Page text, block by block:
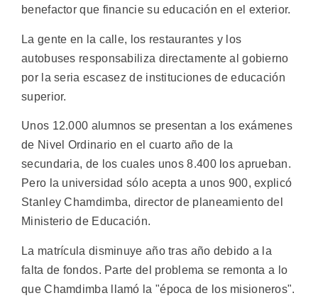
benefactor que financie su educación en el exterior.
La gente en la calle, los restaurantes y los
autobuses responsabiliza directamente al gobierno
por la seria escasez de instituciones de educación
superior.
Unos 12.000 alumnos se presentan a los exámenes
de Nivel Ordinario en el cuarto año de la
secundaria, de los cuales unos 8.400 los aprueban.
Pero la universidad sólo acepta a unos 900, explicó
Stanley Chamdimba, director de planeamiento del
Ministerio de Educación.
La matrícula disminuye año tras año debido a la
falta de fondos. Parte del problema se remonta a lo
que Chamdimba llamó la "época de los misioneros".